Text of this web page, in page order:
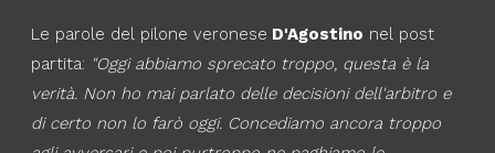
Le parole del pilone veronese D'Agostino nel post
partita: "Oggi abbiamo sprecato troppo, questa è la
verità. Non ho mai parlato delle decisioni dell'arbitro e
di certo non lo farò oggi. Concediamo ancora troppo